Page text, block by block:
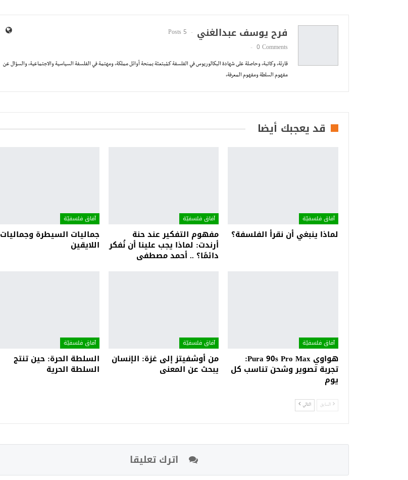
فرح يوسف عبدالغني
5 Posts
0 Comments
قارئة، وكاتبة، وحاصلة على شهادة البكالوريوس في الفلسفة كمُبتعثة بمنحة أوائل مملكة، ومهتمة في الفلسفة السياسية والاجتماعية، والسؤال عن
مفهوم السلطة ومفهوم المعرفة،
قد يعجبك أيضا
آفاق فلسفيّة‎
لماذا ينبغي أن نقرأ الفلسفة؟
آفاق فلسفيّة‎
مفهوم التفكير عند حنة
أرندت: لماذا يجب علينا أن نُفكر
دائمًا؟ .. أحمد مصطفى
آفاق فلسفيّة‎
جماليات السيطرة وجماليات
اللايقين
آفاق فلسفيّة‎
هواوي Pura 90s Pro Max:
تجربة تصوير وشحن تناسب كل
يوم
آفاق فلسفيّة‎
من أوشفيتز إلى غزة: الإنسان
يبحث عن المعنى
آفاق فلسفيّة‎
السلطة الحرة: حين تنتج
السلطة الحرية
السابق التالي
اترك تعليقا